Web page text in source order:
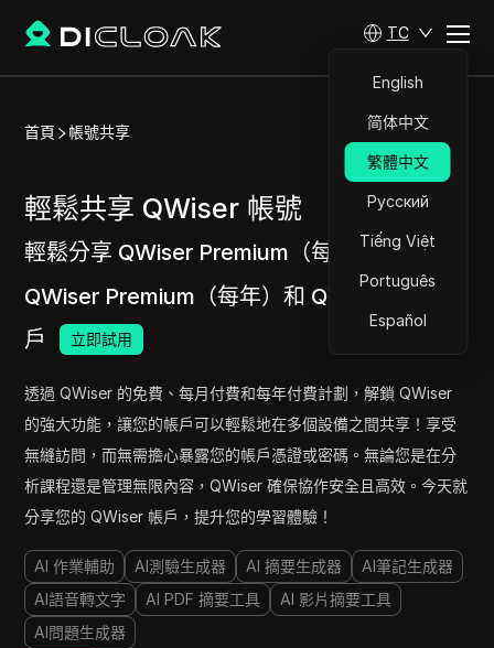
TC
English
简体中文
繁體中文
Русский
Tiếng Việt
Português
Español
首頁 帳號共享
輕鬆共享 QWiser 帳號
輕鬆分享 QWiser Premium（每月）、
QWiser Premium（每年）和 QWiser 機構帳
戶
立即試用
透過 QWiser 的免費、每月付費和每年付費計劃，解鎖 QWiser
的強大功能，讓您的帳戶可以輕鬆地在多個設備之間共享！享受
無縫訪問，而無需擔心暴露您的帳戶憑證或密碼。無論您是在分
析課程還是管理無限內容，QWiser 確保協作安全且高效。今天就
分享您的 QWiser 帳戶，提升您的學習體驗！
AI 作業輔助 AI測驗生成器 AI 摘要生成器
AI筆記生成器
AI語音轉文字
AI PDF 摘要工具
AI 影片摘要工具
AI問題生成器